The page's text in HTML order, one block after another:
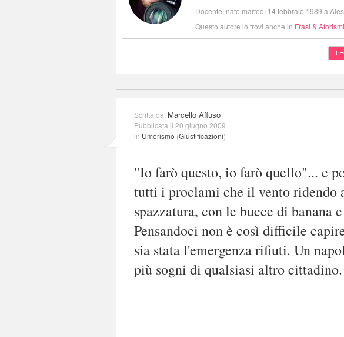
Docente, nato martedì 14 febbraio 1989 a
Questo autore lo trovi anche in Frasi & Aforismi
Scritta da: Marcello Affuso
Pubblicata il 20 giugno 2009
in Umorismo (Giustificazioni)
"Io farò questo, io farò quello"... e
tutti i proclami che il vento ridendo
spazzatura, con le bucce di banana
Pensandoci non è così difficile
sia stata l'emergenza rifiuti. Un
più sogni di qualsiasi altro cittadino.